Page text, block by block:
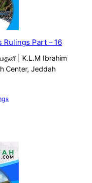
Rulings Part – 16
| K.L.M Ibrahim
Center, Jeddah